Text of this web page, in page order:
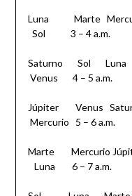
Luna Marte
Sol 3 – 4 a.m.
Saturno Sol
Venus 4 – 5 a.m.
Júpiter Venus
Mercurio 5 – 6 a.m.
Marte Mercurio
Luna 6 – 7 a.m.